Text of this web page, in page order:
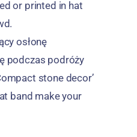
or printed in hat
.
osłonę
podczas podróży
stone decor’
band make your